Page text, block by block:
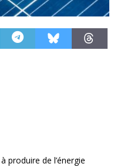
produire de l’énergie